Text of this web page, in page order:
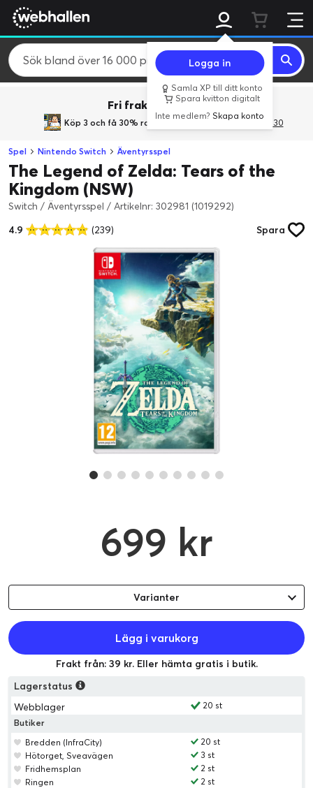
Logga in
Samla XP till ditt konto
Spara kvitton digitalt
Inte medlem?Skapa konto
Fri frakt över 800 kr.
Köp 3 och få 30% rabatt med rabattkoden 3Gives30
Spel Nintendo Switch Äventyrsspel
The Legend of Zelda: Tears of the
Kingdom (NSW)
Switch / Äventyrsspel / Artikelnr: 302981 (1019292)
4.9
(239) Spara
699 kr
Varianter
Lägg i varukorg
Frakt från: 39 kr. Eller hämta gratis i butik.
Lagerstatus
Webblager
20 st
Butiker
Bredden (InfraCity)
20 st
Hötorget, Sveavägen
3 st
Fridhemsplan
2 st
Ringen
2 st